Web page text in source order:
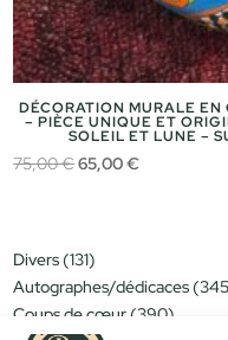
DÉCORATION MURALE
– PIÈCE UNIQUE ET
SOLEIL ET LUNE –
75,00€Le
75,00 €.
65,00€Le
Divers 131131
produits
Autographes/dédicaces
Coups de cœur 390390